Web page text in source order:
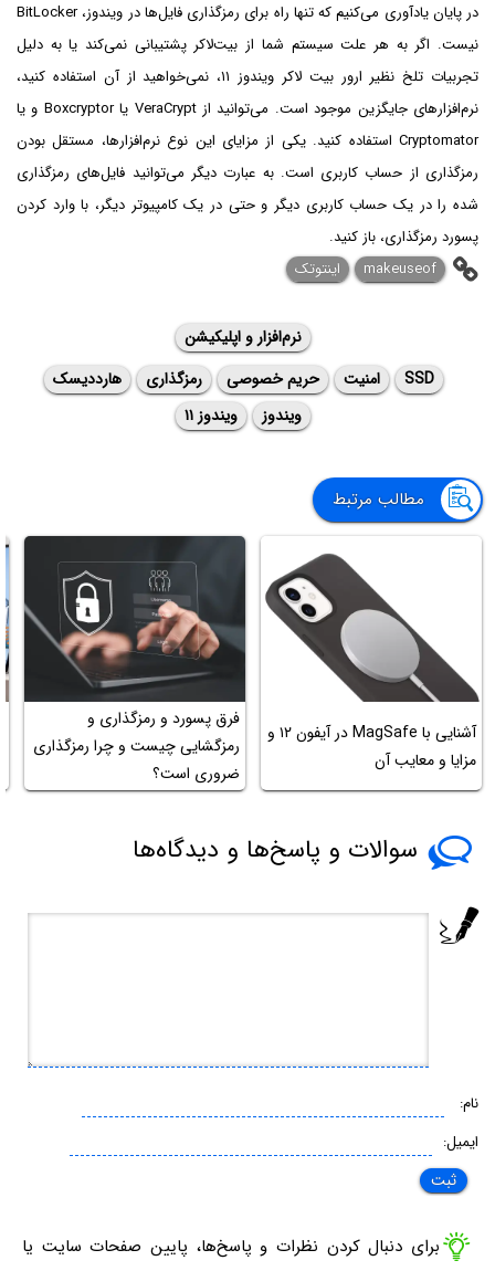
در پایان یادآوری می‌کنیم که تنها راه برای رمزگذاری فایل‌ها در ویندوز، BitLocker
نیست. اگر به هر علت سیستم شما از بیت‌لاکر پشتیبانی نمی‌کند یا به دلیل
تجربیات تلخ نظیر ارور بیت لاکر ویندوز ۱۱، نمی‌خواهید از آن استفاده کنید،
نرم‌افزارهای جایگزین موجود است. می‌توانید از VeraCrypt یا Boxcryptor و یا
Cryptomator استفاده کنید. یکی از مزایای این نوع نرم‌افزارها، مستقل بودن
رمزگذاری از حساب کاربری است. به عبارت دیگر می‌توانید فایل‌های رمزگذاری
شده را در یک حساب کاربری دیگر و حتی در یک کامپیوتر دیگر، با وارد کردن
پسورد رمزگذاری، باز کنید.
makeuseof
اینتوتک
نرم‌افزار و اپلیکیشن
SSD
امنیت حریم خصوصی رمزگذاری
هارددیسک
ویندوز
ویندوز ۱۱
مطالب مرتبط
آشنایی با MagSafe در آیفون ۱۲ و
مزایا و معایب آن
فرق پسورد و رمزگذاری و
رمزگشایی چیست و چرا رمزگذاری
ضروری است؟
سوالات و پاسخ‌ها و دیدگاه‌ها
نام:
ایمیل:
برای دنبال کردن نظرات و پاسخ‌ها، پایین صفحات سایت یا